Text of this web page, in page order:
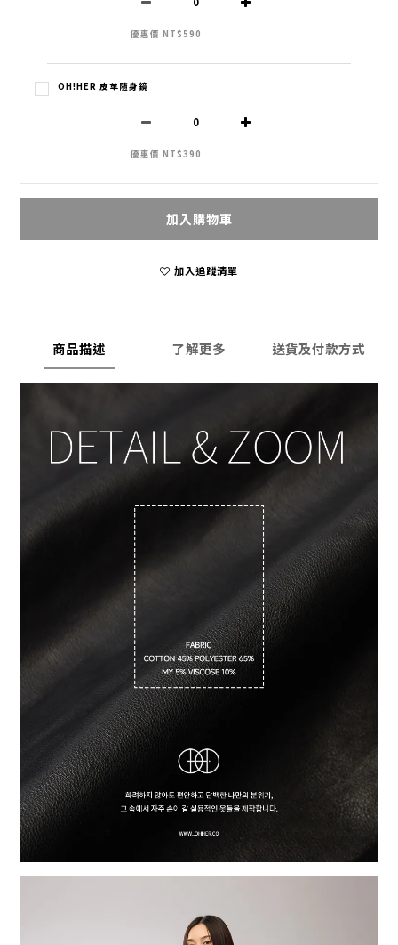
優惠價 NT$590
OH!HER 皮革隨身鏡
優惠價 NT$390
加入購物車
加入追蹤清單
商品描述 了解更多 送貨及付款方式